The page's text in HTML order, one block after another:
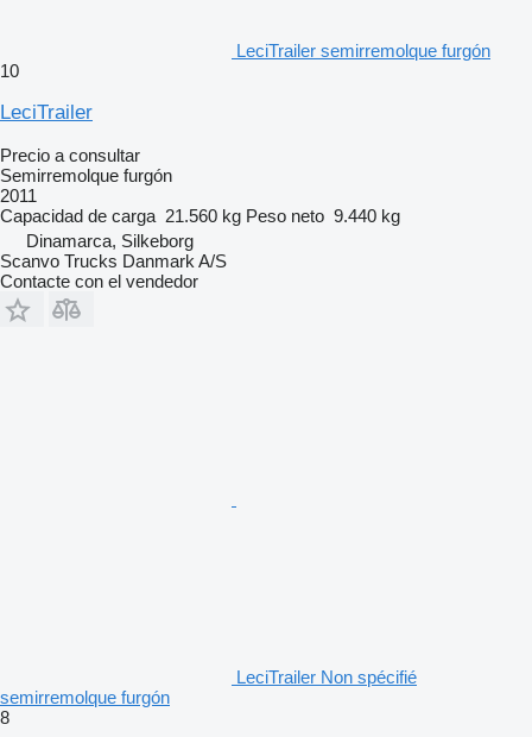
LeciTrailer semirremolque furgón
10
LeciTrailer
Precio a consultar
Semirremolque furgón
2011
Capacidad de carga 21.560 kg Peso neto 9.440 kg
Dinamarca, Silkeborg
Scanvo Trucks Danmark A/S
Contacte con el vendedor
LeciTrailer Non spécifié
semirremolque furgón
8